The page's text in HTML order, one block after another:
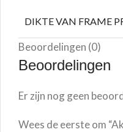
DIKTE VAN FRAME
Beoordelingen (0)
Beoordelingen
Er zijn nog geen
Wees de eerste om